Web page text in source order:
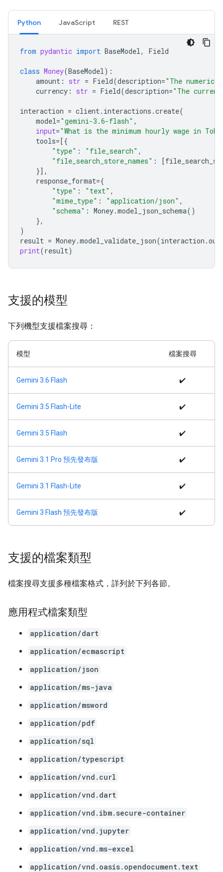
Python JavaScript REST
from pydantic import BaseModel, Field
class Money(BaseModel):
amount : str = Field(description="The
currency : str = Field(description="The
interaction = client. interactions .create(
model="gemini-3.6-flash" ,
input="What is the minimum hourly wage in
tools=[{
"type" : "file_search" ,
"file_search_store_names" : [
}],
response_format={
"type" : "text" ,
"mime_type" : "application/json" ,
"schema" : Money.model_json_schema()
},
)
result = Money.model_validate_json(interaction .
print(result)
支援的模型
下列機型支援檔案搜尋：
模型 檔案搜尋
Gemini 3.6 Flash ✔️
Gemini 3.5 Flash-Lite ✔️
Gemini 3.5 Flash ✔️
Gemini 3.1 Pro 預先發布版 ✔️
Gemini 3.1 Flash-Lite ✔️
Gemini 3 Flash 預先發布版 ✔️
支援的檔案類型
檔案搜尋支援多種檔案格式，詳列於下列各節。
應用程式檔案類型
application/dart
application/ecmascript
application/json
application/ms-java
application/msword
application/pdf
application/sql
application/typescript
application/vnd.curl
application/vnd.dart
application/vnd.ibm.secure-container
application/vnd.jupyter
application/vnd.ms-excel
application/vnd.oasis.opendocument.text